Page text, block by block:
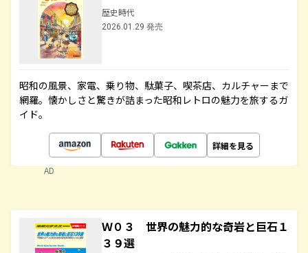
歴史時代
2026.01.29 発売
昭和の風景、家電、乗り物、駄菓子、喫茶店、カルチャーまで
網羅。懐かしさと驚きが詰まった昭和レトロの魅力を旅するガ
イド。
詳細を見る
AD
Ｗ０３ 世界の魅力的な奇岩と巨石１
３９選